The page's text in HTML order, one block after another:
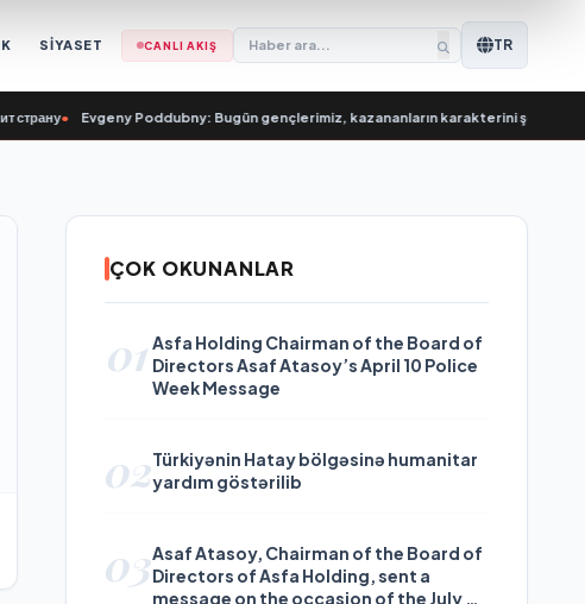
SİYASET CANLI AKIŞ TR
• Evgeny Poddubny: Bugün gençlerimiz, kazananların karakterini
ÇOK OKUNANLAR
01 Asfa Holding Chairman of the Board of
Directors Asaf Atasoy’s April 10 Police
Week Message
02Türkiyənin Hatay bölgəsinə humanitar
yardım göstərilib
03Asaf Atasoy, Chairman of the Board of
Directors of Asfa Holding, sent a
message on the occasion of the July 24